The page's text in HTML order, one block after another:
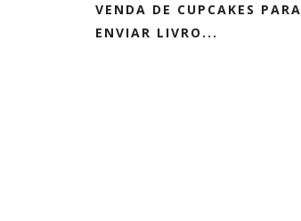
VENDA DE CUPCAKES PARA
ENVIAR LIVRO...